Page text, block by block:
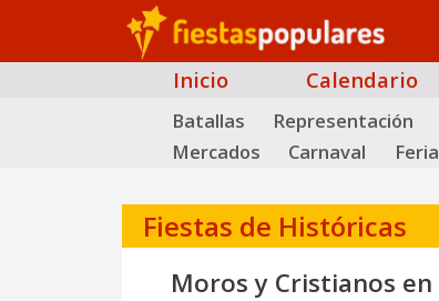
Inicio Calendario
Batallas Representación
Mercados
Carnaval
Fiestas de Históricas
Moros y Cristianos